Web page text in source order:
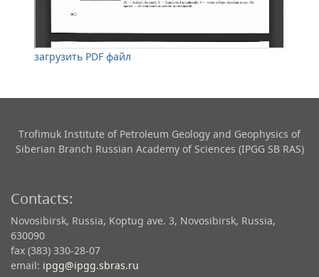
загрузить PDF файл
Trofimuk Institute of Petroleum Geology and Geophysics​ of
Siberian Branch Russian Academy of Sciences (IPGG SB RAS)
Contacts:
Novosibirsk, Russia, Koptug ave. 3, Novosibirsk, Russia,
630090
fax (383) 330-28-07
email: ipgg@ipgg.sbras.ru